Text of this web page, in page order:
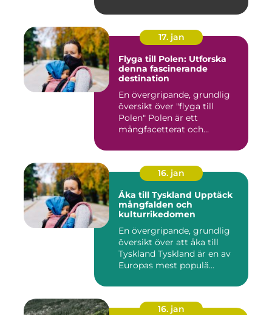
17. jan
Flyga till Polen: Utforska
denna fascinerande
destination
En övergripande, grundlig
översikt över "flyga till
Polen" Polen är ett
mångfacetterat och
16. jan
Åka till Tyskland Upptäck
mångfalden och
kulturrikedomen
En övergripande, grundlig
översikt över att åka till
Tyskland Tyskland är en av
Europas mest populä...
16. jan